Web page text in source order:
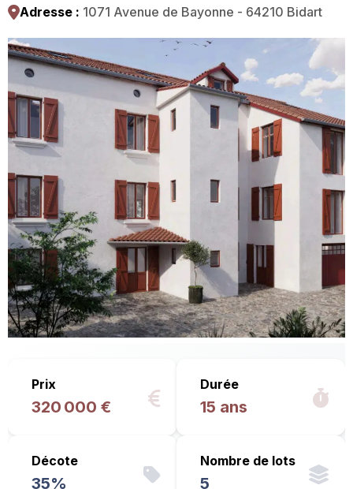
Adresse : 1071 Avenue de Bayonne - 64210 Bidart
Prix
320 000 €
Durée
15 ans
Décote
35%
Nombre de lots
5